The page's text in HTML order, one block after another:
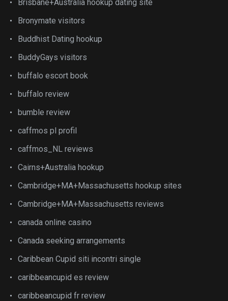
Brisbane+Australia hookup dating site
Bronymate visitors
Buddhist Dating hookup
BuddyGays visitors
buffalo escort book
buffalo review
bumble review
caffmos pl profil
caffmos_NL reviews
Cairns+Australia hookup
Cambridge+MA+Massachusetts hookup sites
Cambridge+MA+Massachusetts reviews
canada online casino
Canada seeking arrangements
Caribbean Cupid siti incontri single
caribbeancupid es review
caribbeancupid fr review